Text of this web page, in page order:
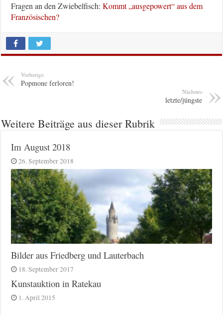
Fragen an den Zwiebelfisch:Kommt „ausgepowert“ aus dem
Französischen?
Vorherige
Popmone ferloren!
Nächstes
letzte/jüngste
Weitere Beiträge aus dieser Rubrik
Im August 2018
26. September 2018
Bilder aus Friedberg und Lauterbach
18. September 2017
Kunstauktion in Ratekau
1. April 2015